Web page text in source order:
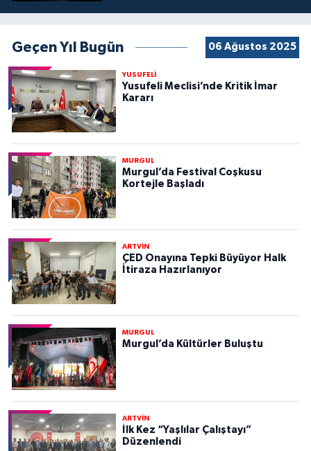
Geçen Yıl Bugün 06 Ağustos 2025
YUSUFELİ
Yusufeli Meclisi’nde Kritik İmar
Kararı
MURGUL
Murgul’da Festival Coşkusu
Kortejle Başladı
ARTVİN
ÇED Onayına Tepki Büyüyor Halk
İtiraza Hazırlanıyor
MURGUL
Murgul’da Kültürler Buluştu
ARTVİN
İlk Kez “Yaşlılar Çalıştayı”
Düzenlendi